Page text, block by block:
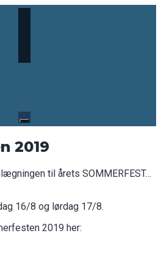
2019
til årets SOMMERFEST…
16/8 og lørdag 17/8.
2019 her: